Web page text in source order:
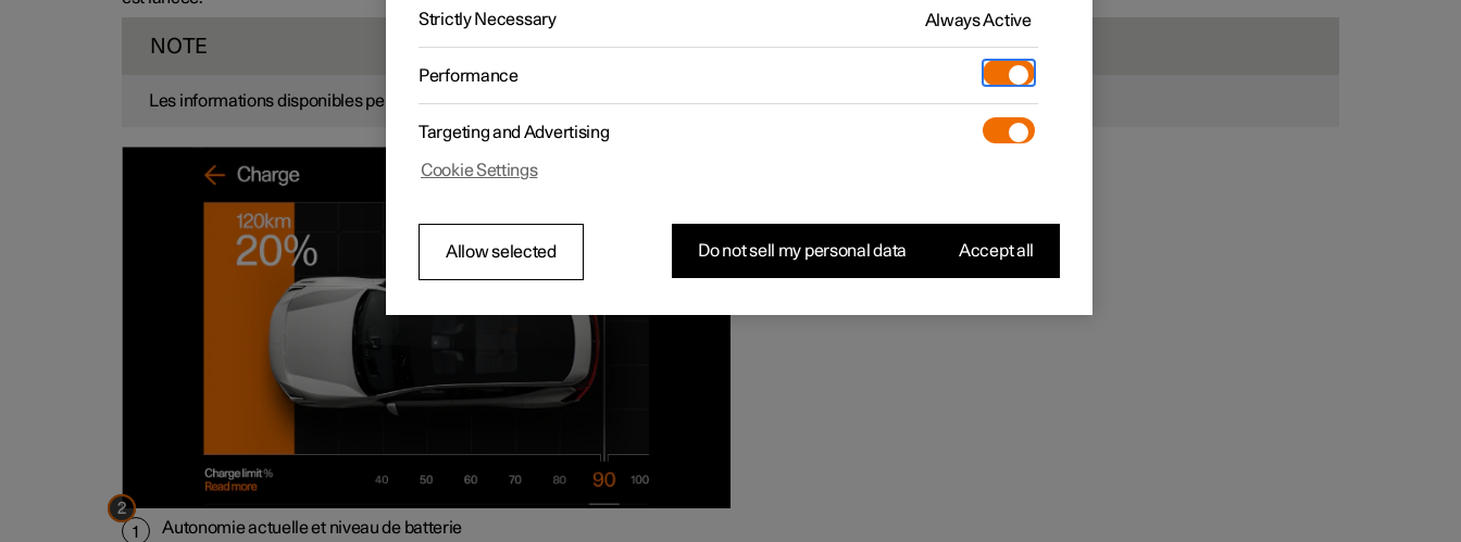
NOTE
Les informations disponibles peuvent varier selon l'état actuel de recharge.
1
2
1
Autonomie actuelle et niveau de batterie
Strictly Necessary Always Active
Performance
Targeting and Advertising
Cookie Settings
Allow selected Do not sell my personal data Accept all